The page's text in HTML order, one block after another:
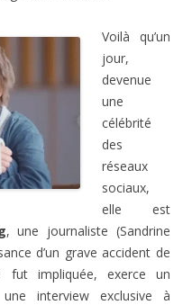
Voilà qu’un
jour,
devenue
une
célébrité
des
réseaux
sociaux,
elle est
, une journaliste (Sandrine
d’un grave accident de
fut impliquée, exerce un
interview exclusive à